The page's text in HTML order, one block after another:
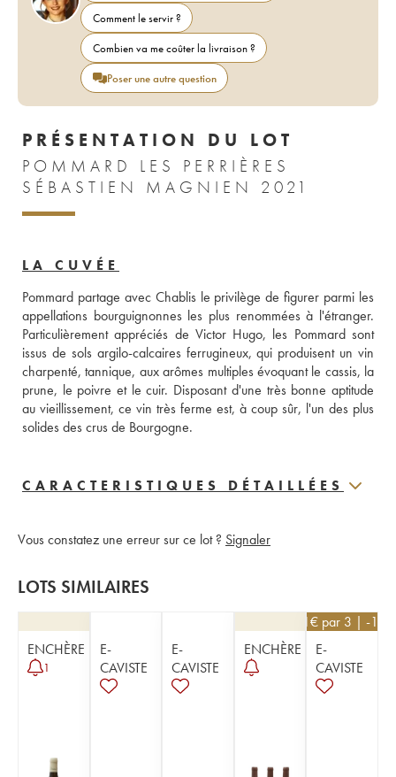
Comment le servir ?
Combien va me coûter la livraison ?
Poser une autre question
PRÉSENTATION DU LOT
POMMARD LES PERRIÈRES
SÉBASTIEN MAGNIEN 2021
LA CUVÉE
Pommard partage avec Chablis le privilège de figurer parmi les
appellations bourguignonnes les plus renommées à l'étranger.
Particulièrement appréciés de Victor Hugo, les Pommard sont
issus de sols argilo-calcaires ferrugineux, qui produisent un vin
charpenté, tannique, aux arômes multiples évoquant le cassis, la
prune, le poivre et le cuir. Disposant d'une très bonne aptitude
au vieillissement, ce vin très ferme est, à coup sûr, l'un des plus
solides des crus de Bourgogne.
CARACTERISTIQUES DÉTAILLÉES
Vous constatez une erreur sur ce lot ? Signaler
LOTS SIMILAIRES
ENCHÈRE
1
E-
CAVISTE
E-
CAVISTE
ENCHÈRE
171€ par 3 | -10%
E-
CAVISTE